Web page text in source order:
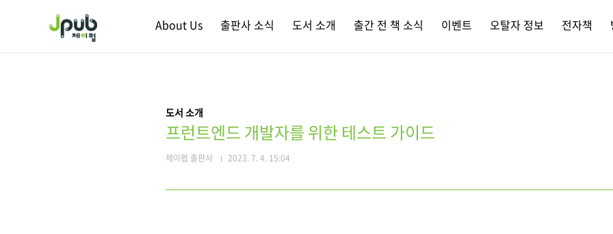
About Us 출판사 소식 도서 소개 출간 전 책 소식 이벤트 오탈자 정보 전자책
도서 소개
프런트엔드 개발자를 위한 테스트 가이드
제이펍 출판사 2023. 7. 4. 15:04